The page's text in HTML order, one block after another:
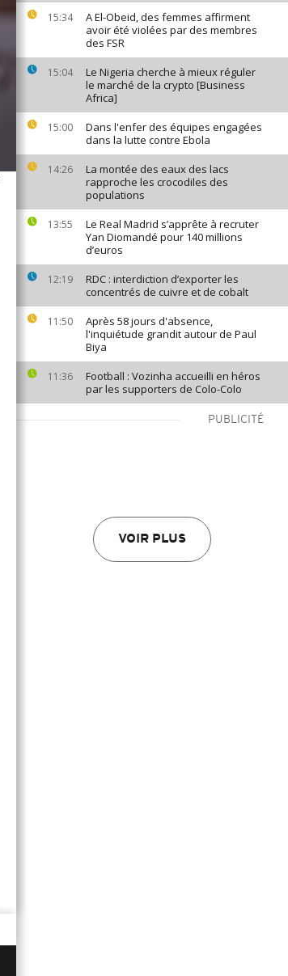
15:34
A El-Obeid, des femmes affirment
avoir été violées par des membres
des FSR
15:04
Le Nigeria cherche à mieux réguler
le marché de la crypto [Business
Africa]
15:00
Dans l'enfer des équipes engagées
dans la lutte contre Ebola
14:26
La montée des eaux des lacs
rapproche les crocodiles des
populations
13:55
Le Real Madrid s’apprête à recruter
Yan Diomandé pour 140 millions
d’euros
12:19
RDC : interdiction d’exporter les
concentrés de cuivre et de cobalt
11:50
Après 58 jours d'absence,
l'inquiétude grandit autour de Paul
Biya
11:36
Football : Vozinha accueilli en héros
par les supporters de Colo-Colo
PUBLICITÉ
VOIR PLUS